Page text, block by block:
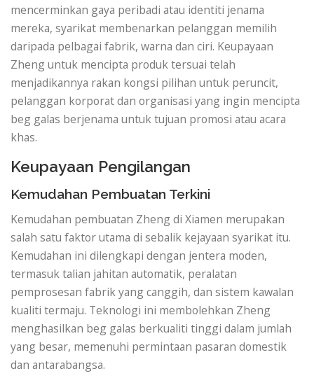
mencerminkan gaya peribadi atau identiti jenama
mereka, syarikat membenarkan pelanggan memilih
daripada pelbagai fabrik, warna dan ciri. Keupayaan
Zheng untuk mencipta produk tersuai telah
menjadikannya rakan kongsi pilihan untuk peruncit,
pelanggan korporat dan organisasi yang ingin mencipta
beg galas berjenama untuk tujuan promosi atau acara
khas.
Keupayaan Pengilangan
Kemudahan Pembuatan Terkini
Kemudahan pembuatan Zheng di Xiamen merupakan
salah satu faktor utama di sebalik kejayaan syarikat itu.
Kemudahan ini dilengkapi dengan jentera moden,
termasuk talian jahitan automatik, peralatan
pemprosesan fabrik yang canggih, dan sistem kawalan
kualiti termaju. Teknologi ini membolehkan Zheng
menghasilkan beg galas berkualiti tinggi dalam jumlah
yang besar, memenuhi permintaan pasaran domestik
dan antarabangsa.